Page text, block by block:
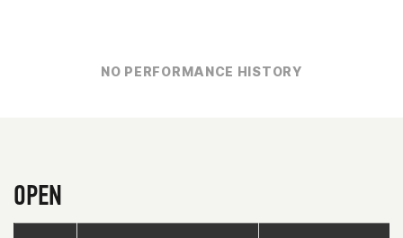
NO PERFORMANCE HISTORY
OPEN